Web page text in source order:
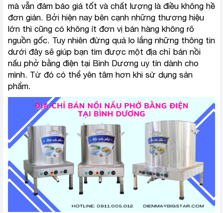
mà vẫn đảm bảo giá tốt và chất lượng là điều không hề
đơn giản. Bởi hiện nay bên cạnh những thương hiệu
lớn thì cũng có không ít đơn vị bán hàng không rõ
nguồn gốc. Tuy nhiên đừng quá lo lắng những thông tin
dưới đây sẽ giúp bạn tìm được một địa chỉ bán nồi
nấu phở bằng điện tại Bình Dương uy tín dành cho
mình. Từ đó có thể yên tâm hơn khi sử dụng sản
phẩm.